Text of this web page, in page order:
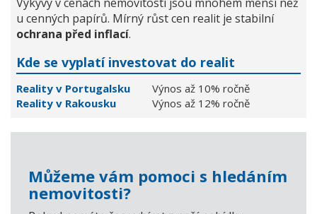
u cenných papírů. Mírný růst cen realit je stabilní
ochrana před inflací.
Kde se vyplatí investovat do realit
Reality v Portugalsku
Výnos až 10% ročně
Reality v Rakousku
Výnos až 12% ročně
Můžeme vám pomoci s hledáním
nemovitosti?